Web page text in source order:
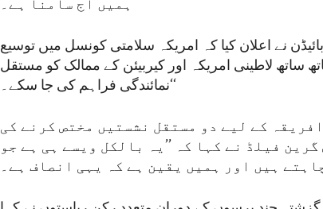
ہمیں آج سامنا ہے۔
نے اعلان کیا کہ امریکہ سلامتی کونسل میں توسیع
ساتھ لاطینی امریکہ اور کیربیئن کے ممالک کو مستقل
نمائندگی فراہم کی جا سکے۔‘‘
کے لیے دو مستقل نشستیں مختص کرنے کی
فیلڈ نے کہا کہ ’’یہ بالکل ویسے ہی ہے جو
ہیں اور ہمیں یقین ہے کہ یہی انصاف ہے۔